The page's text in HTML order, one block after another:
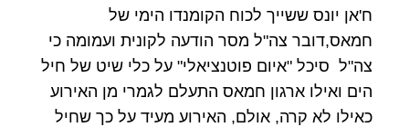
ח'אן יונס ששייך לכוח הקומנדו הימי של
חמאס,דובר צה"ל מסר הודעה לקונית ועמומה כי
צה"ל סיכל "איום פוטנציאלי" על כלי שיט של חיל
הים ואילו ארגון חמאס התעלם לגמרי מן האירוע
כאילו לא קרה, אולם, האירוע מעיד על כך שחיל